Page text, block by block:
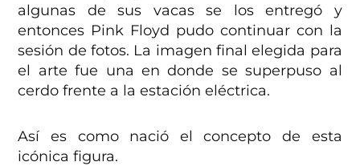
algunas de sus vacas se los entregó y
entonces Pink Floyd pudo continuar con la
sesión de fotos. La imagen final elegida para
el arte fue una en donde se superpuso al
cerdo frente a la estación eléctrica.
Así es como nació el concepto de esta
icónica figura.